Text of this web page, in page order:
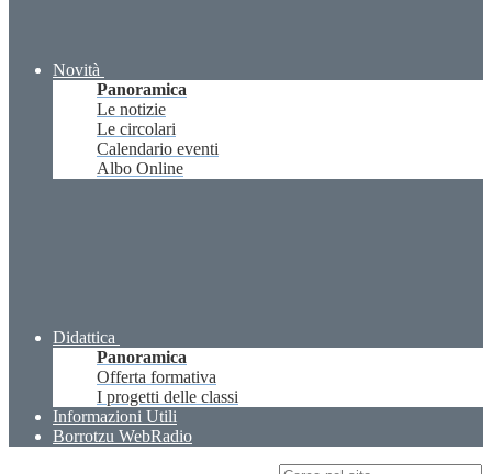
Novità
Panoramica
Le notizie
Le circolari
Calendario eventi
Albo Online
Didattica
Panoramica
Offerta formativa
I progetti delle classi
Informazioni Utili
Borrotzu WebRadio